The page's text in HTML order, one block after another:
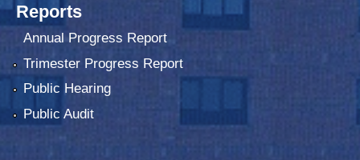
Reports
Annual Progress Report
Trimester Progress Report
Public Hearing
Public Audit